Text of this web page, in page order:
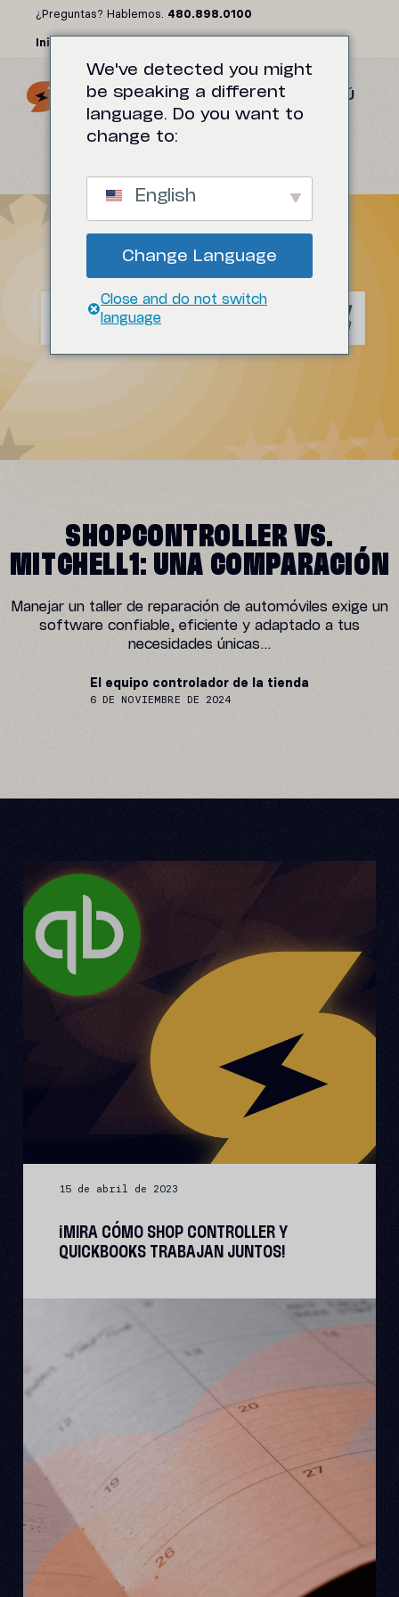
contenido
¿Preguntas? Hablemos. 480.898.0100
Iniciar sesión
MENÚ
SHOPCONTROLLER VS.
MITCHELL1: UNA COMPARACIÓN
Manejar un taller de reparación de automóviles exige un
software confiable, eficiente y adaptado a tus
necesidades únicas...
El equipo controlador de la tienda
6 DE NOVIEMBRE DE 2024
15 de abril de 2023
¡MIRA CÓMO SHOP CONTROLLER Y
QUICKBOOKS TRABAJAN JUNTOS!
We've detected you might
be speaking a different
language. Do you want to
change to:
English
Change Language
Close and do not switch
language